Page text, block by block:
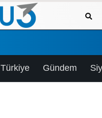
Türkiye Gündem